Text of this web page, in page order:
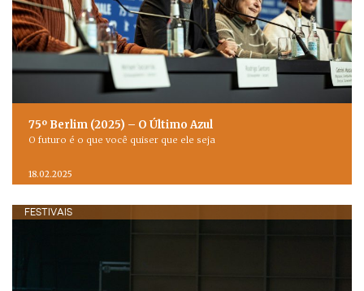
75º Berlim (2025) – O Último Azul
O futuro é o que você quiser que ele seja
18.02.2025
FESTIVAIS